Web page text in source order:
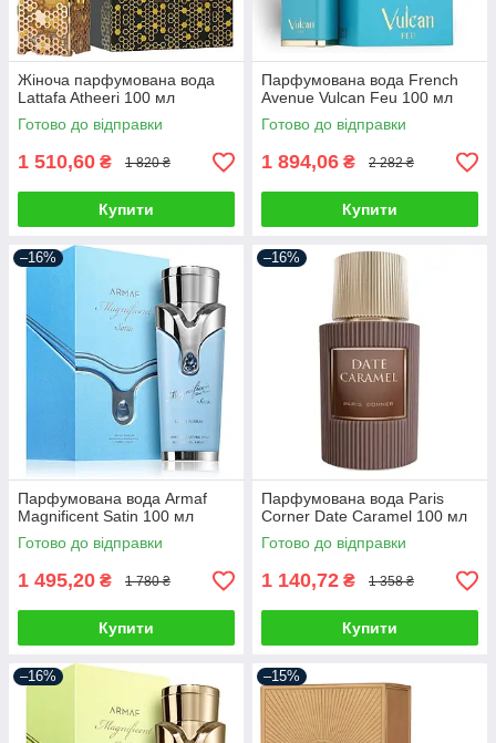
Жіноча парфумована вода
Lattafa Atheeri 100 мл
Готово до відправки
1 510,60 ₴ 1 820 ₴
Купити
Парфумована вода French
Avenue Vulcan Feu 100 мл
Готово до відправки
1 894,06 ₴ 2 282 ₴
Купити
–16%
Парфумована вода Armaf
Magnificent Satin 100 мл
Готово до відправки
1 495,20 ₴ 1 780 ₴
Купити
–16%
Парфумована вода Paris
Corner Date Caramel 100 мл
Готово до відправки
1 140,72 ₴ 1 358 ₴
Купити
–16% –15%